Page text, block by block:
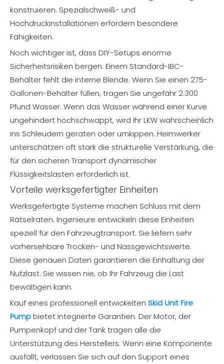
konstruieren. Spezialschweiß- und
Hochdruckinstallationen erfordern besondere
Fähigkeiten.
Noch wichtiger ist, dass DIY-Setups enorme
Sicherheitsrisiken bergen. Einem Standard-IBC-
Behälter fehlt die interne Blende. Wenn Sie einen 275-
Gallonen-Behälter füllen, tragen Sie ungefähr 2.300
Pfund Wasser. Wenn das Wasser während einer Kurve
ungehindert hochschwappt, wird Ihr LKW wahrscheinlich
ins Schleudern geraten oder umkippen. Heimwerker
unterschätzen oft stark die strukturelle Verstärkung, die
für den sicheren Transport dynamischer
Flüssigkeitslasten erforderlich ist.
Vorteile werksgefertigter Einheiten
Werksgefertigte Systeme machen Schluss mit dem
Rätselraten. Ingenieure entwickeln diese Einheiten
speziell für den Fahrzeugtransport. Sie liefern sehr
vorhersehbare Trocken- und Nassgewichtswerte.
Diese genauen Daten garantieren die Einhaltung der
Nutzlast. Sie wissen nie, ob Ihr Fahrzeug die Last
bewältigen kann.
Kauf eines professionell entwickelten Skid Unit Fire
Pumpbietet integrierte Garantien. Der Motor, der
Pumpenkopf und der Tank tragen alle die
Unterstützung des Herstellers. Wenn eine Komponente
ausfällt, verlassen Sie sich auf den Support eines